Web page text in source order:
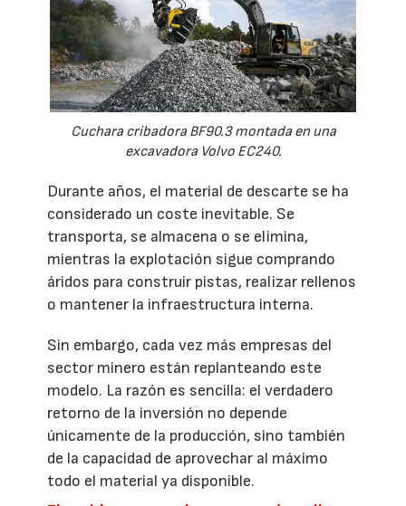
Cuchara cribadora BF90.3 montada en una
excavadora Volvo EC240.
Durante años, el material de descarte se ha
considerado un coste inevitable. Se
transporta, se almacena o se elimina,
mientras la explotación sigue comprando
áridos para construir pistas, realizar rellenos
o mantener la infraestructura interna.
Sin embargo, cada vez más empresas del
sector minero están replanteando este
modelo. La razón es sencilla: el verdadero
retorno de la inversión no depende
únicamente de la producción, sino también
de la capacidad de aprovechar al máximo
todo el material ya disponible.